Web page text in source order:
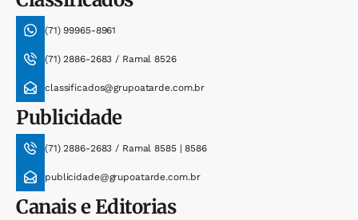
(71) 99965-8961
(71) 2886-2683 / Ramal 8526
classificados@grupoatarde.com.br
Publicidade
(71) 2886-2683 / Ramal 8585 | 8586
publicidade@grupoatarde.com.br
Canais e Editorias